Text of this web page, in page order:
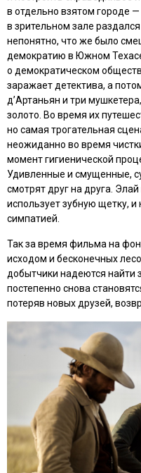
в отдельно взятом городе
в зрительном зале
непонятно, что же было
демократию в Южном
о демократическом
заражает детектива, а
дʼАртаньян и три
золото. Во время их
но самая трогательная
неожиданно во время
момент гигиенической
Удивленные и смущенные,
смотрят друг на друга.
использует зубную щетку,
симпатией.
Так за время фильма на
исходом и бесконечных
добытчики надеются найти
постепенно снова
потеряв новых друзей,